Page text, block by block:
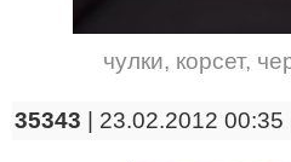
чулки, корсет,
35343 | 23.02.2012 00:35 |